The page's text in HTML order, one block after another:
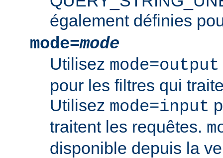
également définies
mode=mode
Utilisez mode=output
pour les filtres qui
Utilisez mode=input
traitent les requêtes.
disponible depuis la